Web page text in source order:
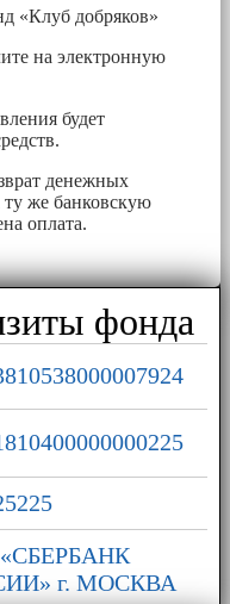
«Клуб добряков»
на электронную
будет
денежных
ту же банковскую
оплата.
фонда
г. МОСКВА